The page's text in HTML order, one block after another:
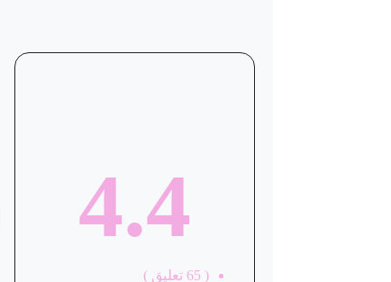
4.4
(
65 تعليق )